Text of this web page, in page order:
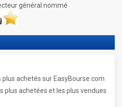
général nommé
Favoris
plus achetés sur EasyBourse.com
plus achetées et les plus vendues